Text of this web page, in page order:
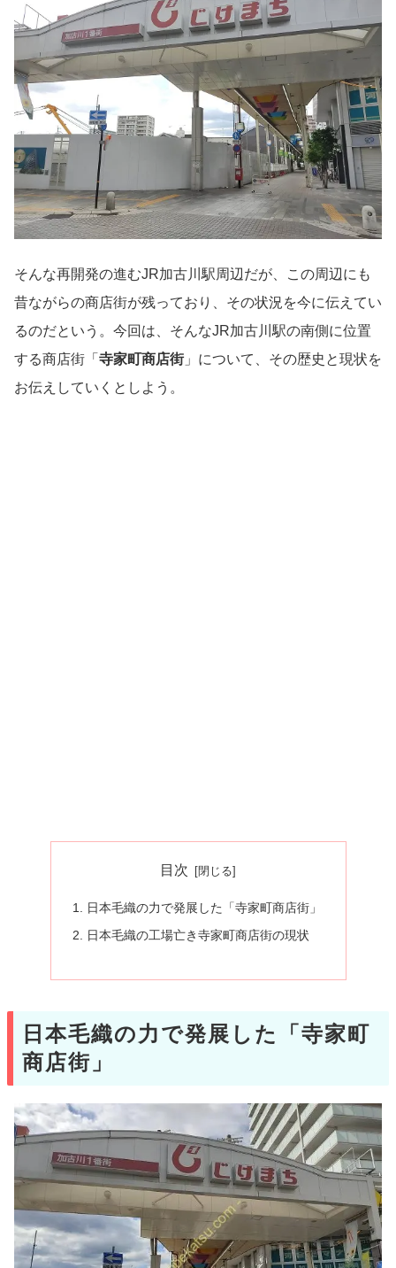
そんな再開発の進むJR加古川駅周辺だが、この周辺にも
昔ながらの商店街が残っており、その状況を今に伝えてい
るのだという。今回は、そんなJR加古川駅の南側に位置
する商店街「 寺家町商店街」について、その歴史と現状を
お伝えしていくとしよう。
目次
日本毛織の力で発展した「寺家町商店街」
日本毛織の工場亡き寺家町商店街の現状
日本毛織の力で発展した「寺家町
商店街」